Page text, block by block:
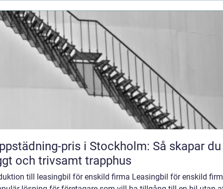
pris i Stockholm: Så skapar
och trivsamt trapphus
till leasingbil för enskild firma Leasingbil för enskild